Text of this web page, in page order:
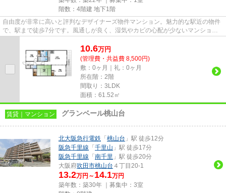
階数：4階建 地下1階
自由度が非常に高いと評判なデザイナーズ物件マンション。魅力的な駅近の物件
で、駅まで徒歩7分です。風通しが良く、湿気やカビの心配が少ないマンション
10.6万円
(管理費・共益費 8,500円)
敷：0ヶ月｜礼：0ヶ月
所在階：2階
間取り：3LDK
面積：61.52㎡
賃貸｜マンション グランベール桃山台
北大阪急行電鉄 「 桃山台 」駅 徒歩12分
阪急千里線 「 千里山 」駅 徒歩17分
阪急千里線 「 南千里 」駅 徒歩20分
大阪府吹田市桃山台 ４丁目20-1
13.2万円～ 14.1万円
築年数：築30年 ｜募集中： 3室